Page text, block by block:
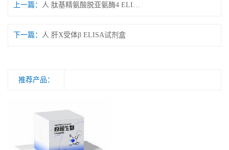
上一篇： 人 肽基精氨酸脱亚氨酶4 ELISA试剂盒
下一篇： 人 肝X受体β ELISA试剂盒
推荐产品：